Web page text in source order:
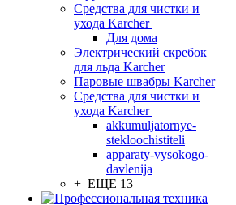
Средства для чистки и
ухода Karcher
Для дома
Электрический скребок
для льда Karcher
Паровые швабры Karcher
Средства для чистки и
ухода Karcher
akkumuljatornye-
stekloochistiteli
apparaty-vysokogo-
davlenija
+ ЕЩЕ 13